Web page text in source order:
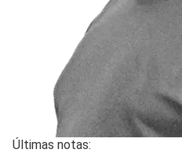
Últimas notas: